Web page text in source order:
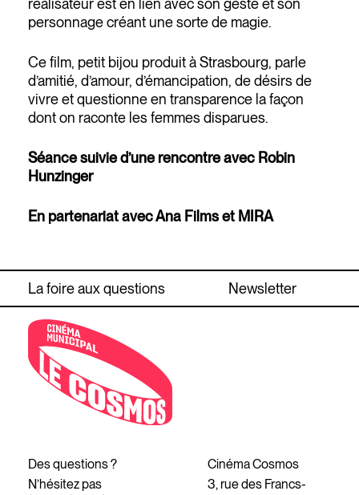
réalisateur est en lien avec son geste et son
personnage créant une sorte de magie.
Ce film, petit bijou produit à Strasbourg, parle
d’amitié, d’amour, d’émancipation, de désirs de
vivre et questionne en transparence la façon
dont on raconte les femmes disparues.
Séance suivie d’une rencontre avec Robin
Hunzinger
En partenariat avec Ana Films et MIRA
La foire aux questions Newsletter
Des questions ?
N’hésitez pas
Cinéma Cosmos
3, rue des Francs-